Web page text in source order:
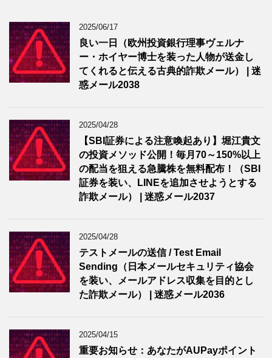
2025/06/17
良い一日（欧州投資銀行理事ヴェルナ
ー・ホイヤー博士を装った人物が送金し
てくれると伝える古典的詐欺メール） | 迷
惑メール2038
2025/04/28
【SBI証券による注意喚起あり】堀江貴文
の投資メソッド公開！毎月70～150%以上
の配当を狙える急騰株を無料配布！（SBI
証券を装い、LINEを追加させようとする
詐欺メール） | 迷惑メール2037
2025/04/28
テストメールの送信 / Test Email
Sending（日本メールセキュリティ協会
を装い、メールアドレス収集を目的とし
た詐欺メール） | 迷惑メール2036
2025/04/15
重要お知らせ：あなたがAUPayポイント